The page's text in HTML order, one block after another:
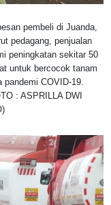
pembeli di Juanda,
pedagang, penjualan
peningkatan sekitar 50
untuk bercocok tanam
COVID-19.
: ASPRILLA DWI